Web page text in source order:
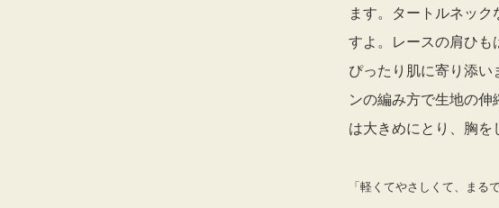
ます。タートルネッ
すよ。レースの肩ひも
ぴったり肌に寄り添い
ンの編み方で生地の
は大きめにとり、胸を
「軽くてやさしくて、まる